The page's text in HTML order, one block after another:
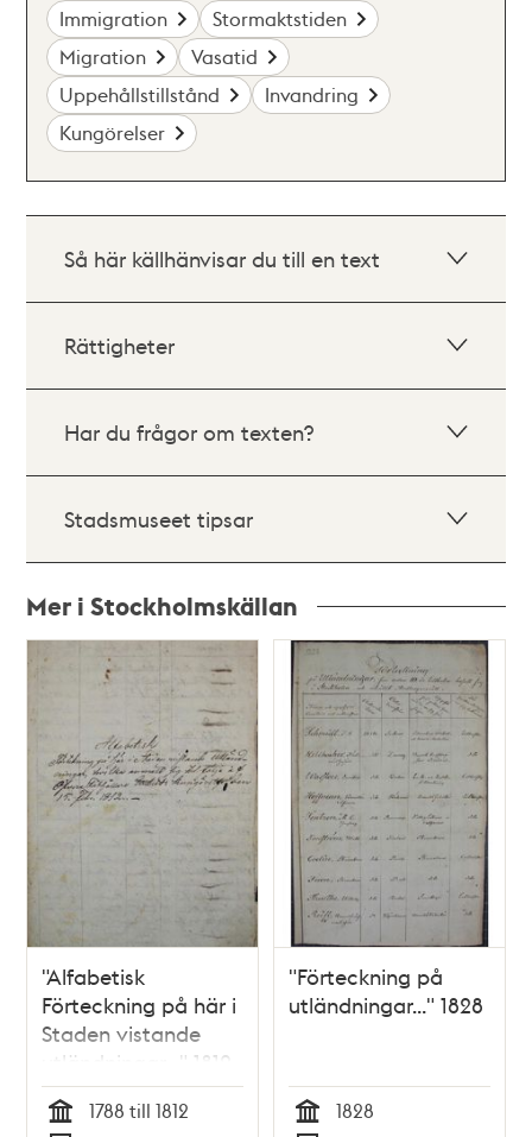
Immigration
Stormaktstiden
Migration
Vasatid
Uppehållstillstånd
Invandring
Kungörelser
Så här källhänvisar du till en text
Rättigheter
Har du frågor om texten?
Stadsmuseet tipsar
Mer i Stockholmskällan
poster
"Alfabetisk
Förteckning på här i
Staden vistande
utländningar..." 1812
1788 till 1812
"Förteckning på
utländningar..." 1828
1828